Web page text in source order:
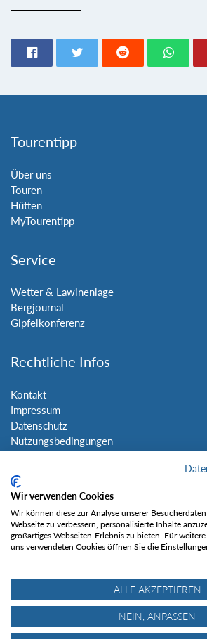
Tourentipp
Über uns
Touren
Hütten
MyTourentipp
Service
Wetter & Lawinenlage
Bergjournal
Gipfelkonferenz
Rechtliche Infos
Kontakt
Impressum
Datenschutz
Nutzungsbedingungen
Social Media
Gefällt mir
Wir verwenden Cookies
Wir können diese zur Analyse unserer
Webseite zu verbessern, personalisierte Inhalte
großartiges Webseiten-Erlebnis zu bieten. Für
uns verwendeten Cookies öffnen Sie die
ALLE AKZEPTIEREN
NEIN, ANPASSEN